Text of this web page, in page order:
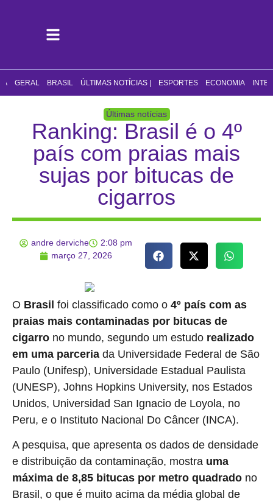
GERAL BRASIL ÚLTIMAS NOTÍCIAS | ESPORTES ECONOMIA
Últimas notícias
Ranking: Brasil é o 4º
país com praias mais
sujas por bitucas de
cigarros
andre derviche
2:08 pm
março 27, 2026
O Brasil foi classificado como o 4º país com as
praias mais contaminadas por bitucas de
cigarro no mundo, segundo um estudo realizado
em uma parceria da Universidade Federal de São
Paulo (Unifesp), Universidade Estadual Paulista
(UNESP), Johns Hopkins University, nos Estados
Unidos, Universidad San Ignacio de Loyola, no
Peru, e o Instituto Nacional Do Câncer (INCA).
A pesquisa, que apresenta os dados de densidade
e distribuição da contaminação, mostra uma
máxima de 8,85 bitucas por metro quadrado no
Brasil, o que é muito acima da média global de